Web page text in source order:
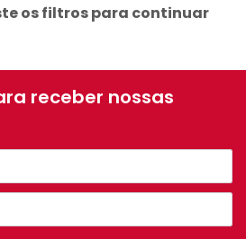
os filtros para continuar
receber nossas